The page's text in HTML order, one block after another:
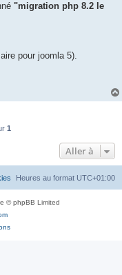
"migration php 8.2 le
pour joomla 5).
1
Aller à
Heures au format UTC+01:00
© phpBB Limited